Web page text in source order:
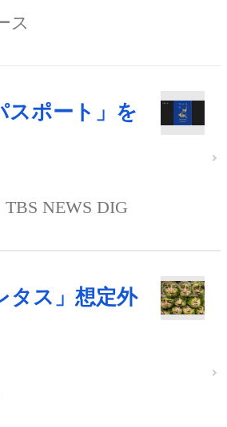
ス
スポート」を
TBS NEWS DIG
タス」想定外